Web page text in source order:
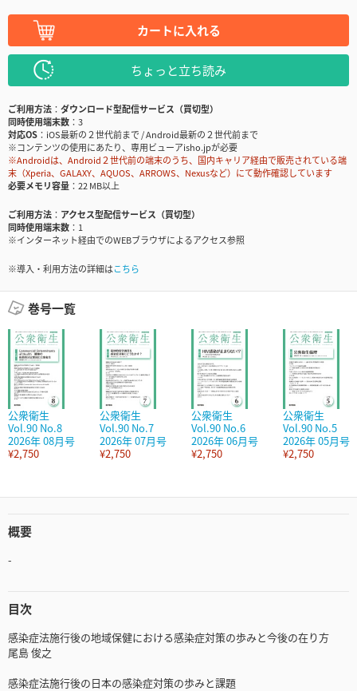
カートに入れる
ちょっと立ち読み
ご利用方法
ダウンロード型配信サービス（買切型）
同時使用端末数
3
対応OS
iOS最新の２世代前まで / Android最新の２世代前まで
※コンテンツの使用にあたり、専用ビューアisho.jpが必要
※Androidは、Android２世代前の端末のうち、国内キャリア経由で販売されている端
末（Xperia、GALAXY、AQUOS、ARROWS、Nexusなど）にて動作確認しています
必要メモリ容量
22 MB以上
ご利用方法
アクセス型配信サービス（買切型）
同時使用端末数
1
※インターネット経由でのWEBブラウザによるアクセス参照
※導入・利用方法の詳細はこちら
巻号一覧
公衆衛生
Vol.90 No.8
2026年 08月号
¥2,750
公衆衛生
Vol.90 No.7
2026年 07月号
¥2,750
公衆衛生
Vol.90 No.6
2026年 06月号
¥2,750
公衆衛生
Vol.90 No.5
2026年 05月号
¥2,750
概要
-
目次
感染症法施行後の地域保健における感染症対策の歩みと今後の在り方
尾島 俊之
感染症法施行後の日本の感染症対策の歩みと課題